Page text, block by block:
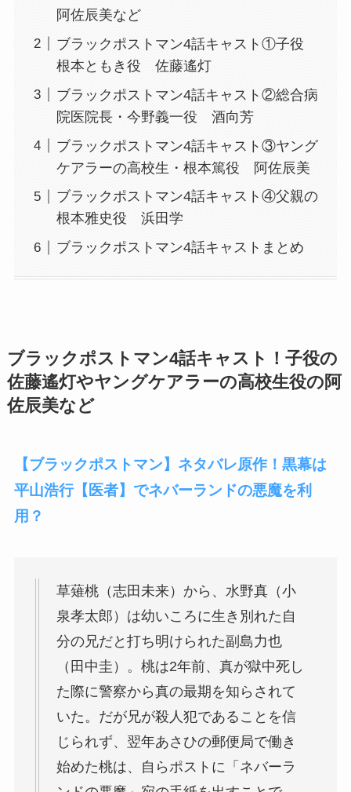
阿佐辰美など
ブラックポストマン4話キャスト①子役
根本ともき役 佐藤遙灯
ブラックポストマン4話キャスト②総合病
院医院長・今野義一役 酒向芳
ブラックポストマン4話キャスト③ヤング
ケアラーの高校生・根本篤役 阿佐辰美
ブラックポストマン4話キャスト④父親の
根本雅史役 浜田学
ブラックポストマン4話キャストまとめ
ブラックポストマン4話キャスト！子役の
佐藤遙灯やヤングケアラーの高校生役の阿
佐辰美など
【ブラックポストマン】ネタバレ原作！黒幕は
平山浩行【医者】でネバーランドの悪魔を利
用？
草薙桃（志田未来）から、水野真（小
泉孝太郎）は幼いころに生き別れた自
分の兄だと打ち明けられた副島力也
（田中圭）。桃は2年前、真が獄中死し
た際に警察から真の最期を知らされて
いた。だが兄が殺人犯であることを信
じられず、翌年あさひの郵便局で働き
始めた桃は、自らポストに「ネバーラ